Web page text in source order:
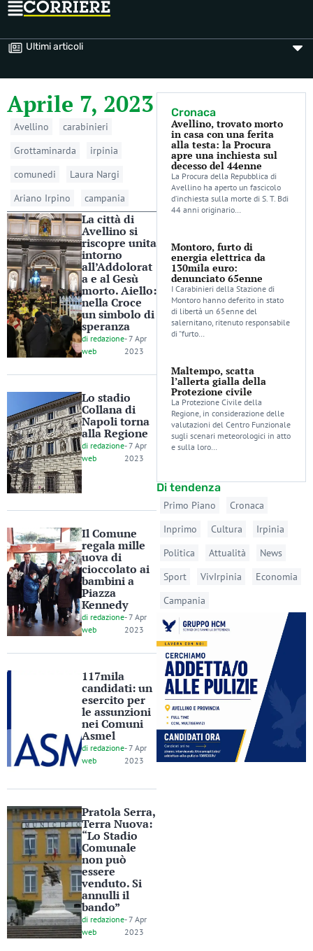
Ultimi articoli
Aprile 7, 2023
Avellino
carabinieri
Grottaminarda
irpinia
comunedi
Laura Nargi
Ariano Irpino
campania
La città di
Avellino si
riscopre unita
intorno
all’Addolorat
a e al Gesù
morto. Aiello:
nella Croce
un simbolo di
speranza
di redazione
web
-7 Apr
2023
Lo stadio
Collana di
Napoli torna
alla Regione
di redazione
web
-7 Apr
2023
Il Comune
regala mille
uova di
cioccolato ai
bambini a
Piazza
Kennedy
di redazione
web
-7 Apr
2023
117mila
candidati: un
esercito per
le assunzioni
nei Comuni
Asmel
di redazione
web
-7 Apr
2023
Pratola Serra,
Terra Nuova:
“Lo Stadio
Comunale
non può
essere
venduto. Si
annulli il
bando”
di redazione
web
-7 Apr
2023
Cronaca
Avellino, trovato morto
in casa con una ferita
alla testa: la Procura
apre una inchiesta sul
decesso del 44enne
La Procura della Repubblica di
Avellino ha aperto un fascicolo
d’inchiesta sulla morte di S. T. Bdi
44 anni originario…
Montoro, furto di
energia elettrica da
130mila euro:
denunciato 65enne
I Carabinieri della Stazione di
Montoro hanno deferito in stato
di libertà un 65enne del
salernitano, ritenuto responsabile
di “furto…
Maltempo, scatta
l’allerta gialla della
Protezione civile
La Protezione Civile della
Regione, in considerazione delle
valutazioni del Centro Funzionale
sugli scenari meteorologici in atto
e sulla loro…
Di tendenza
Primo Piano
Cronaca
Inprimo
Cultura
Irpinia
Politica
Attualità
News
Sport
VivIrpinia
Economia
Campania